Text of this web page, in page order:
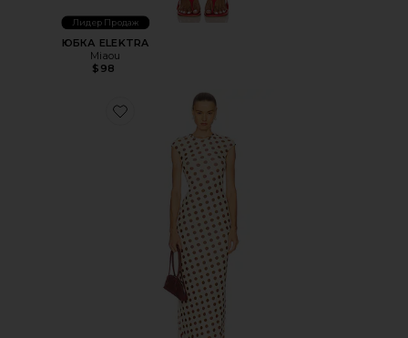
Лидер Продаж
ЮБКА ELEKTRA
Miaou
$98
Favorite ПЛАТЬЕ CODY